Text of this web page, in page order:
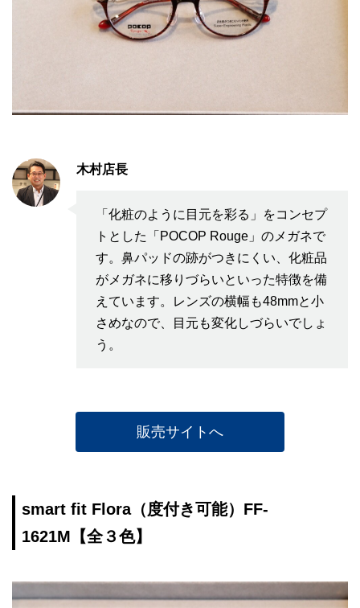
木村店長
「化粧のように目元を彩る」をコンセプ
トとした「POCOP Rouge」のメガネで
す。鼻パッドの跡がつきにくい、化粧品
がメガネに移りづらいといった特徴を備
えています。レンズの横幅も48mmと小
さめなので、目元も変化しづらいでしょ
う。
販売サイトへ
smart fit Flora（度付き可能）FF-
1621M【全３色】